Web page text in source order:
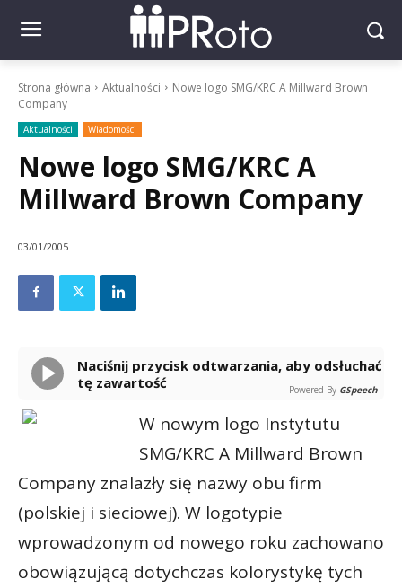
Strona główna Aktualności
Nowe logo SMG/KRC A Millward Brown
Company
Aktualności Wiadomości
Nowe logo SMG/KRC A
Millward Brown Company
03/01/2005
Naciśnij przycisk odtwarzania, aby odsłuchać
tę zawartość
Powered By GSpeech
W nowym logo Instytutu
SMG/KRC A Millward Brown
Company znalazły się nazwy obu firm
(polskiej i sieciowej). W logotypie
wprowadzonym od nowego roku zachowano
obowiązującą dotychczas kolorystykę tych